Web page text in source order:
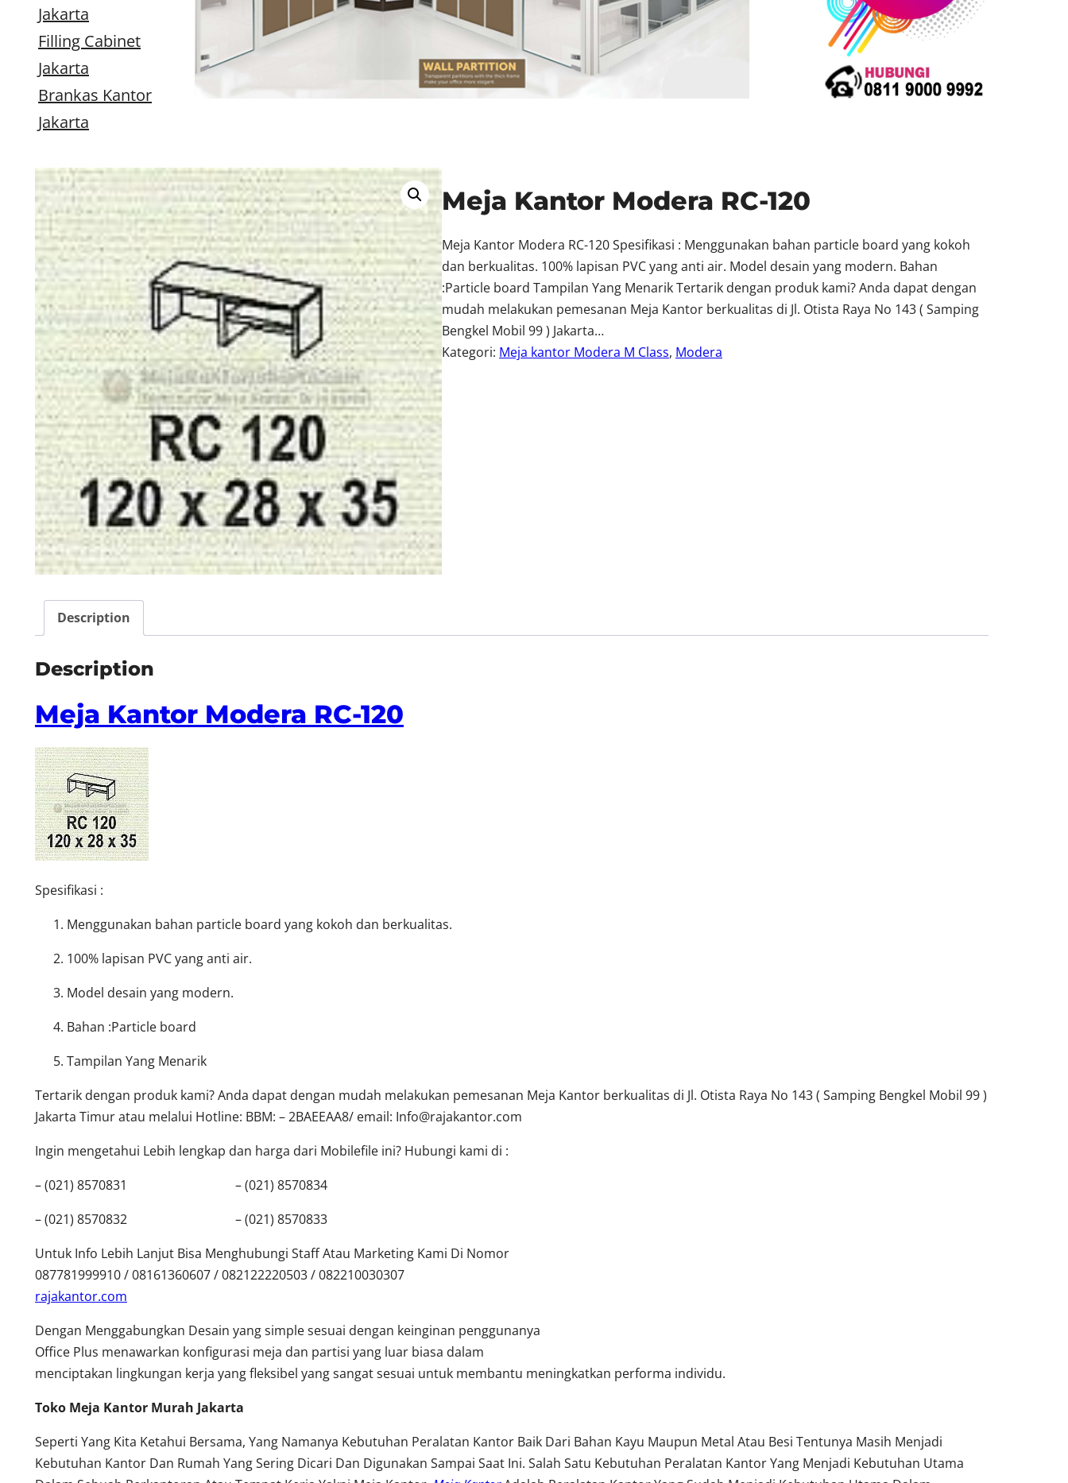
Jakarta
Filling Cabinet
Jakarta
Brankas Kantor
Jakarta
Meja Kantor Modera RC-120
Meja Kantor Modera RC-120 Spesifikasi : Menggunakan bahan particle board yang kokoh
dan berkualitas. 100% lapisan PVC yang anti air. Model desain yang modern. Bahan
:Particle board Tampilan Yang Menarik Tertarik dengan produk kami? Anda dapat dengan
mudah melakukan pemesanan Meja Kantor berkualitas di Jl. Otista Raya No 143 ( Samping
Bengkel Mobil 99 ) Jakarta…
Kategori: Meja kantor Modera M Class, Modera
Description
Description
Meja Kantor Modera RC-120
Spesifikasi :
Menggunakan bahan particle board yang kokoh dan berkualitas.
100% lapisan PVC yang anti air.
Model desain yang modern.
Bahan :Particle board
Tampilan Yang Menarik
Tertarik dengan produk kami? Anda dapat dengan mudah melakukan pemesanan Meja Kantor berkualitas di Jl. Otista Raya No 143 ( Samping Bengkel Mobil 99 )
Jakarta Timur atau melalui Hotline: BBM: – 2BAEEAA8/ email: Info@rajakantor.com
Ingin mengetahui Lebih lengkap dan harga dari Mobilefile ini? Hubungi kami di :
– (021) 8570831 – (021) 8570834
– (021) 8570832 – (021) 8570833
Untuk Info Lebih Lanjut Bisa Menghubungi Staff Atau Marketing Kami Di Nomor
087781999910 / 08161360607 / 082122220503 / 082210030307
rajakantor.com
Dengan Menggabungkan Desain yang simple sesuai dengan keinginan penggunanya
Office Plus menawarkan konfigurasi meja dan partisi yang luar biasa dalam
menciptakan lingkungan kerja yang fleksibel yang sangat sesuai untuk membantu meningkatkan performa individu.
Toko Meja Kantor Murah Jakarta
Seperti Yang Kita Ketahui Bersama, Yang Namanya Kebutuhan Peralatan Kantor Baik Dari Bahan Kayu Maupun Metal Atau Besi Tentunya Masih Menjadi
Kebutuhan Kantor Dan Rumah Yang Sering Dicari Dan Digunakan Sampai Saat Ini. Salah Satu Kebutuhan Peralatan Kantor Yang Menjadi Kebutuhan Utama